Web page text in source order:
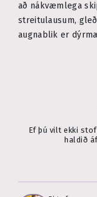
að nákvæmlega
streitulausum,
augnablik er
Ef þú vilt ekki
haldið